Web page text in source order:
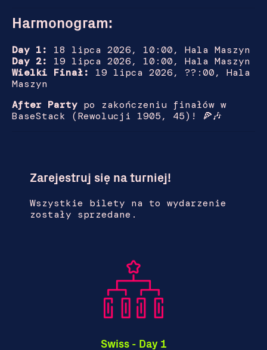
Harmonogram:
Day 1: 18 lipca 2026, 10:00, Hala Maszyn
Day 2: 19 lipca 2026, 10:00, Hala Maszyn
Wielki Finał: 19 lipca 2026, ??:00, Hala
Maszyn
After Party po zakończeniu finałów w
BaseStack (Rewolucji 1905, 45)! 🍕🎶
Zarejestruj się na turniej!
Wszystkie bilety na to wydarzenie
zostały sprzedane.
Swiss - Day 1